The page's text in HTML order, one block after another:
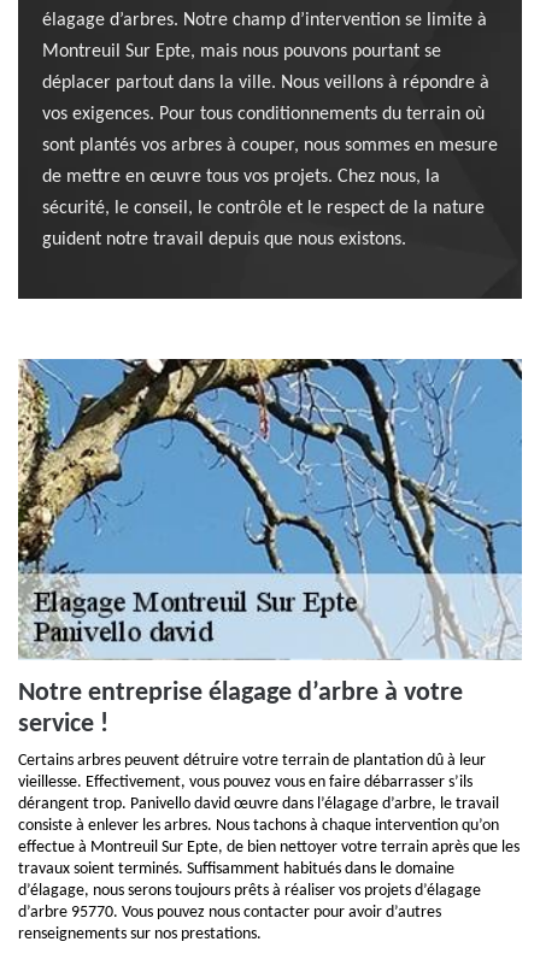
élagage d’arbres. Notre champ d’intervention se limite à
Montreuil Sur Epte, mais nous pouvons pourtant se
déplacer partout dans la ville. Nous veillons à répondre à
vos exigences. Pour tous conditionnements du terrain où
sont plantés vos arbres à couper, nous sommes en mesure
de mettre en œuvre tous vos projets. Chez nous, la
sécurité, le conseil, le contrôle et le respect de la nature
guident notre travail depuis que nous existons.
Notre entreprise élagage d’arbre à votre
service !
Certains arbres peuvent détruire votre terrain de plantation dû à leur
vieillesse. Effectivement, vous pouvez vous en faire débarrasser s’ils
dérangent trop. Panivello david œuvre dans l’élagage d’arbre, le travail
consiste à enlever les arbres. Nous tachons à chaque intervention qu’on
effectue à Montreuil Sur Epte, de bien nettoyer votre terrain après que les
travaux soient terminés. Suffisamment habitués dans le domaine
d’élagage, nous serons toujours prêts à réaliser vos projets d’élagage
d’arbre 95770. Vous pouvez nous contacter pour avoir d’autres
renseignements sur nos prestations.